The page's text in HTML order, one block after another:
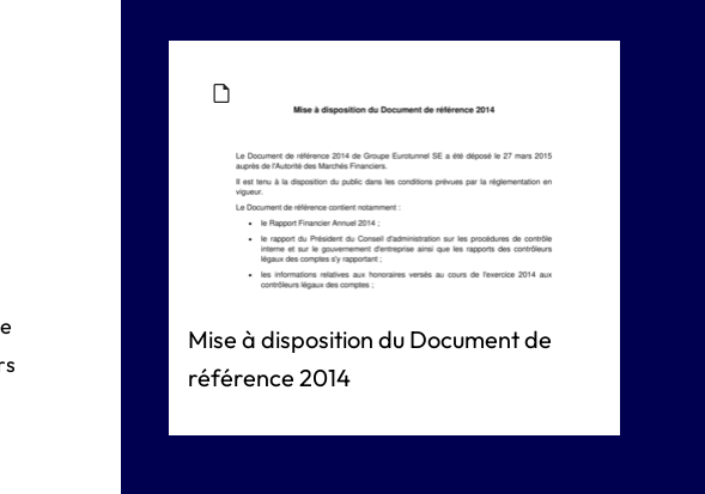
Mise à disposition du Document de
référence 2014